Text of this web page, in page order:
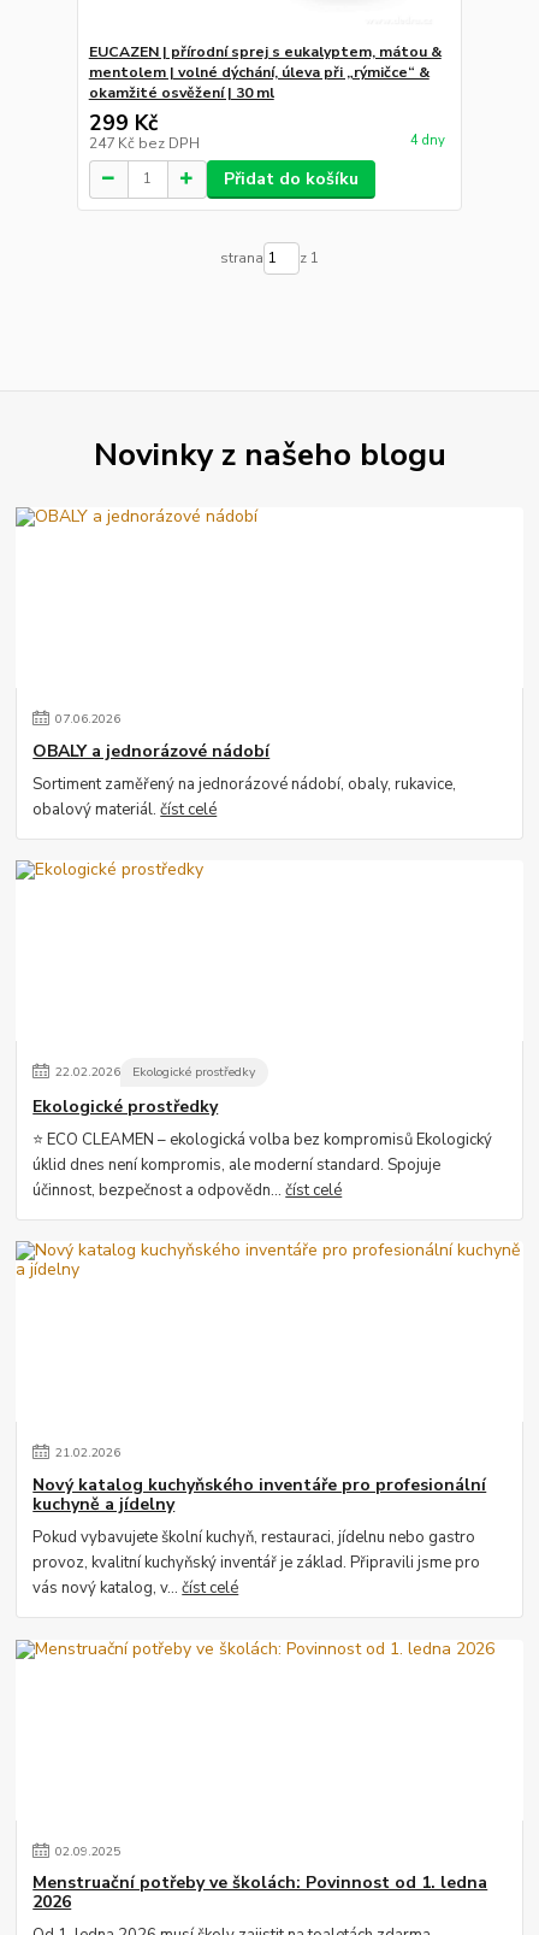
EUCAZEN | přírodní sprej s eukalyptem, mátou &
mentolem | volné dýchání, úleva při „rýmičce“ &
okamžité osvěžení | 30 ml
299 Kč
247 Kč bez DPH 4 dny
Přidat do košíku
strana z 1
Novinky z našeho blogu
07.06.2026
OBALY a jednorázové nádobí
Sortiment zaměřený na jednorázové nádobí, obaly, rukavice,
obalový materiál.číst celé
22.02.2026 Ekologické prostředky
Ekologické prostředky
⭐ ECO CLEAMEN – ekologická volba bez kompromisů Ekologický
úklid dnes není kompromis, ale moderní standard. Spojuje
účinnost, bezpečnost a odpovědn...číst celé
21.02.2026
Nový katalog kuchyňského inventáře pro profesionální
kuchyně a jídelny
Pokud vybavujete školní kuchyň, restauraci, jídelnu nebo gastro
provoz, kvalitní kuchyňský inventář je základ. Připravili jsme pro
vás nový katalog, v...číst celé
02.09.2025
Menstruační potřeby ve školách: Povinnost od 1. ledna
2026